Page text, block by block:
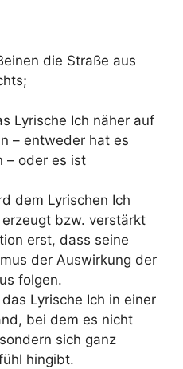
die Straße aus
Lyrische Ich näher auf
– entweder hat es
– oder es ist
dem Lyrischen Ich
bzw. verstärkt
erst, dass seine
der Auswirkung der
folgen.
Lyrische Ich in einer
bei dem es nicht
sich ganz
hingibt.